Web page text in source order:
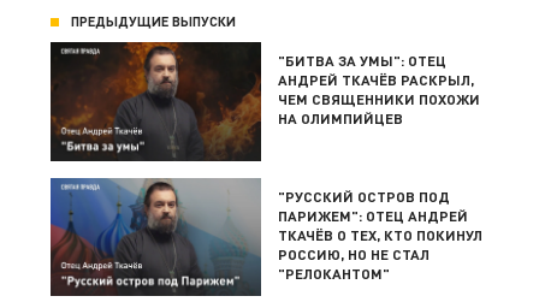
ПРЕДЫДУЩИЕ ВЫПУСКИ
"БИТВА ЗА УМЫ": ОТЕЦ
АНДРЕЙ ТКАЧЁВ РАСКРЫЛ,
ЧЕМ СВЯЩЕННИКИ ПОХОЖИ
НА ОЛИМПИЙЦЕВ
"РУССКИЙ ОСТРОВ ПОД
ПАРИЖЕМ": ОТЕЦ АНДРЕЙ
ТКАЧЁВ О ТЕХ, КТО ПОКИНУЛ
РОССИЮ, НО НЕ СТАЛ
"РЕЛОКАНТОМ"